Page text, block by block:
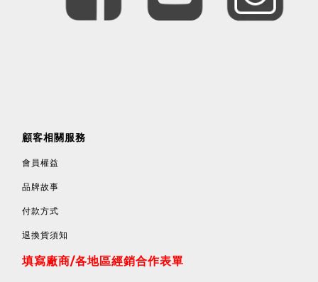
顧客相關服務
會員權益
品牌故事
付款方式
退換貨須知
填寫廠商/各地區經銷合作表單